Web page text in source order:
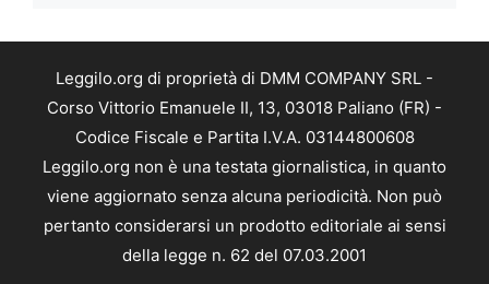
Leggilo.org di proprietà di DMM COMPANY SRL -
Corso Vittorio Emanuele II, 13, 03018 Paliano (FR) -
Codice Fiscale e Partita I.V.A. 03144800608
Leggilo.org non è una testata giornalistica, in quanto
viene aggiornato senza alcuna periodicità. Non può
pertanto considerarsi un prodotto editoriale ai sensi
della legge n. 62 del 07.03.2001